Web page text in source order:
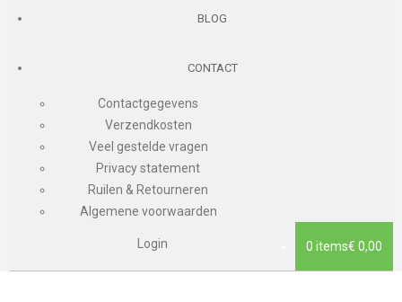
BLOG
CONTACT
Contactgegevens
Verzendkosten
Veel gestelde vragen
Privacy statement
Ruilen & Retourneren
Algemene voorwaarden
0 items€ 0,00
Login